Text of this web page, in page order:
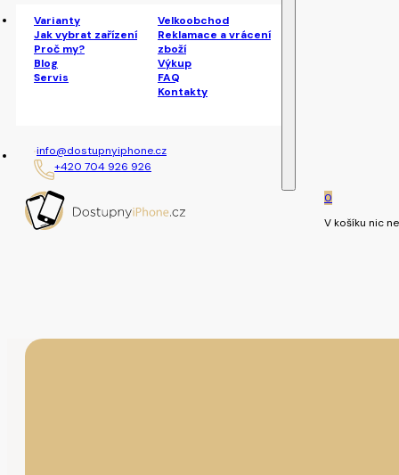
Varianty
Jak vybrat zařízení
Proč my?
Blog
Servis
Velkoobchod
Reklamace a vrácení
zboží
Výkup
FAQ
Kontakty
info@dostupnyiphone.cz
+420 704 926 926
0
V košíku nic